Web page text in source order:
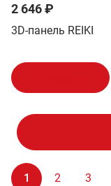
2 646 ₽
3D-панель REIKI
1 2 3